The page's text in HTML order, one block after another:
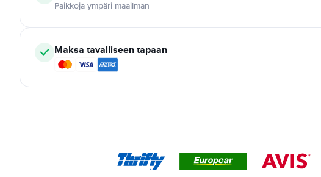
Paikkoja ympäri maailman
Maksa tavalliseen tapaan